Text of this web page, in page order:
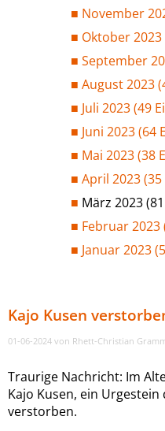
November
Oktober
September
August 2023
Juli 2023 (49
Juni 2023 (64
Mai 2023 (38
April 2023
März 2023
Februar 2023
Januar 2023
Kajo Kusen
01-06-2024 von Rhett-Christian
Traurige Nachricht: Im
Kajo Kusen, ein
verstorben.